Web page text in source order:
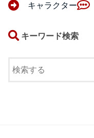
キャラクター
キーワード検索